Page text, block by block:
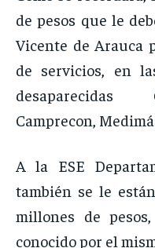
de pesos que le
Vicente de Arauca
de servicios, en
desaparecidas
Camprecon,
A la ESE
también se le
millones de
conocido por el